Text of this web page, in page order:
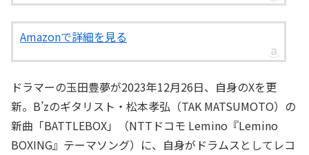
Amazonで詳細を見る
ドラマーの玉田豊夢が2023年12月26日、自身のXを更
新。B’zのギタリスト・松本孝弘（TAK MATSUMOTO）の
新曲「BATTLEBOX」（NTTドコモ Lemino『Lemino
BOXING』テーマソング）に、自身がドラムスとしてレコ